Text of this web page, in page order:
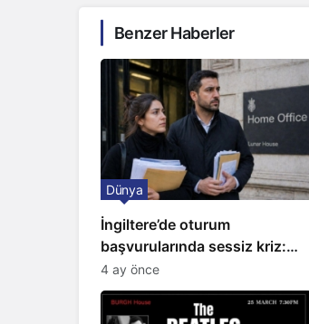
Benzer Haberler
İngiltere’de oturum
başvurularında sessiz kriz:
Büyükelçilikten açıklama!
Dünya
4 ay önce